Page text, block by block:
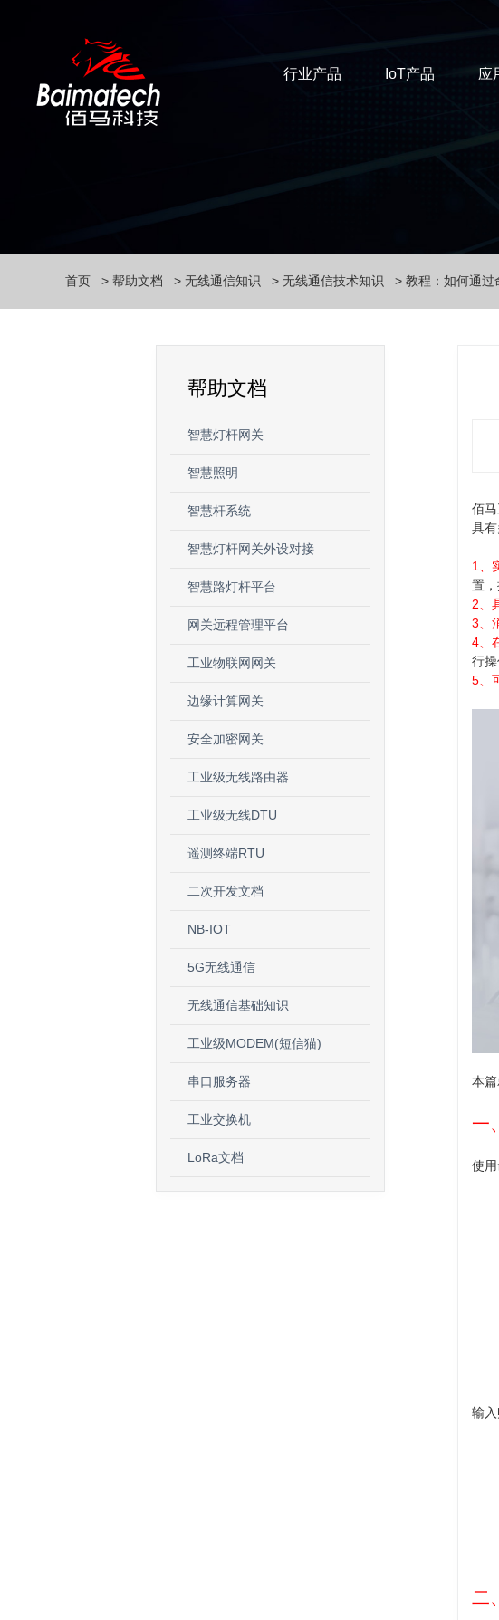
行业产品 IoT产品 应
首页 帮助文档 无线通信知识 无线通信技术知识 教程：如何通过
帮助文档
智慧灯杆网关
智慧照明
智慧杆系统
智慧灯杆网关外设对接
智慧路灯杆平台
网关远程管理平台
工业物联网网关
边缘计算网关
安全加密网关
工业级无线路由器
工业级无线DTU
遥测终端RTU
二次开发文档
NB-IOT
5G无线通信
无线通信基础知识
工业级MODEM(短信猫)
串口服务器
工业交换机
LoRa文档
佰
具
1、
置，
2、
3、
4、
行
5、
本
一
使
输
二